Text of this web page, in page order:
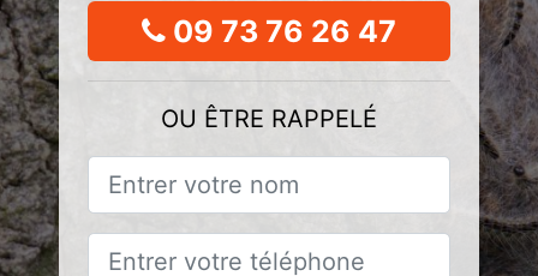
09 73 76 26 47
OU ÊTRE RAPPELÉ